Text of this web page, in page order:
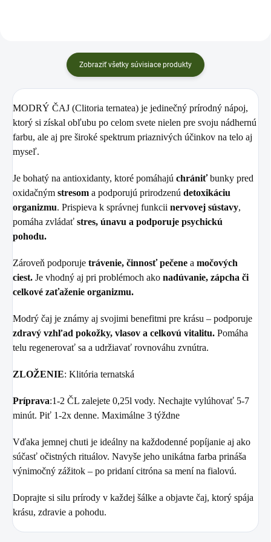
Zobraziť všetky súvisiace produkty
MODRÝ ČAJ (Clitoria ternatea) je jedinečný prírodný nápoj,
ktorý si získal obľubu po celom svete nielen pre svoju nádhernú
farbu, ale aj pre široké spektrum priaznivých účinkov na telo aj
myseľ.
Je bohatý na antioxidanty, ktoré pomáhajú chrániťbunky pred
oxidačným stresom a podporujú prirodzenú detoxikáciu
organizmu. Prispieva k správnej funkcii nervovej sústavy,
pomáha zvládať stres, únavu a podporuje psychickú
pohodu.
Zároveň podporuje trávenie, činnosť pečene a močových
ciest. Je vhodný aj pri problémoch ako nadúvanie, zápcha či
celkové zaťaženie organizmu.
Modrý čaj je známy aj svojimi benefitmi pre krásu – podporuje
zdravý vzhľad pokožky, vlasov a celkovú vitalitu. Pomáha
telu regenerovať sa a udržiavať rovnováhu zvnútra.
ZLOŽENIE: Klitória ternatská
Príprava:1-2 ČL zalejete 0,25l vody. Nechajte vylúhovať 5-7
minút. Piť 1-2x denne. Maximálne 3 týždne
Vďaka jemnej chuti je ideálny na každodenné popíjanie aj ako
súčasť očistných rituálov. Navyše jeho unikátna farba prináša
výnimočný zážitok – po pridaní citróna sa mení na fialovú.
Doprajte si silu prírody v každej šálke a objavte čaj, ktorý spája
krásu, zdravie a pohodu.